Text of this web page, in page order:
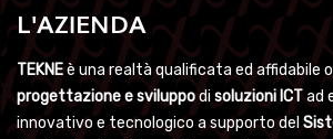
L'AZIENDA
TEKNEè una realtà qualificata ed affidabile
progettazione e sviluppodisoluzioni ICTad
innovativo e tecnologico a supporto del